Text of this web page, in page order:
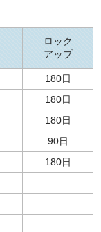
ロック
アップ
180日
180日
180日
90日
180日